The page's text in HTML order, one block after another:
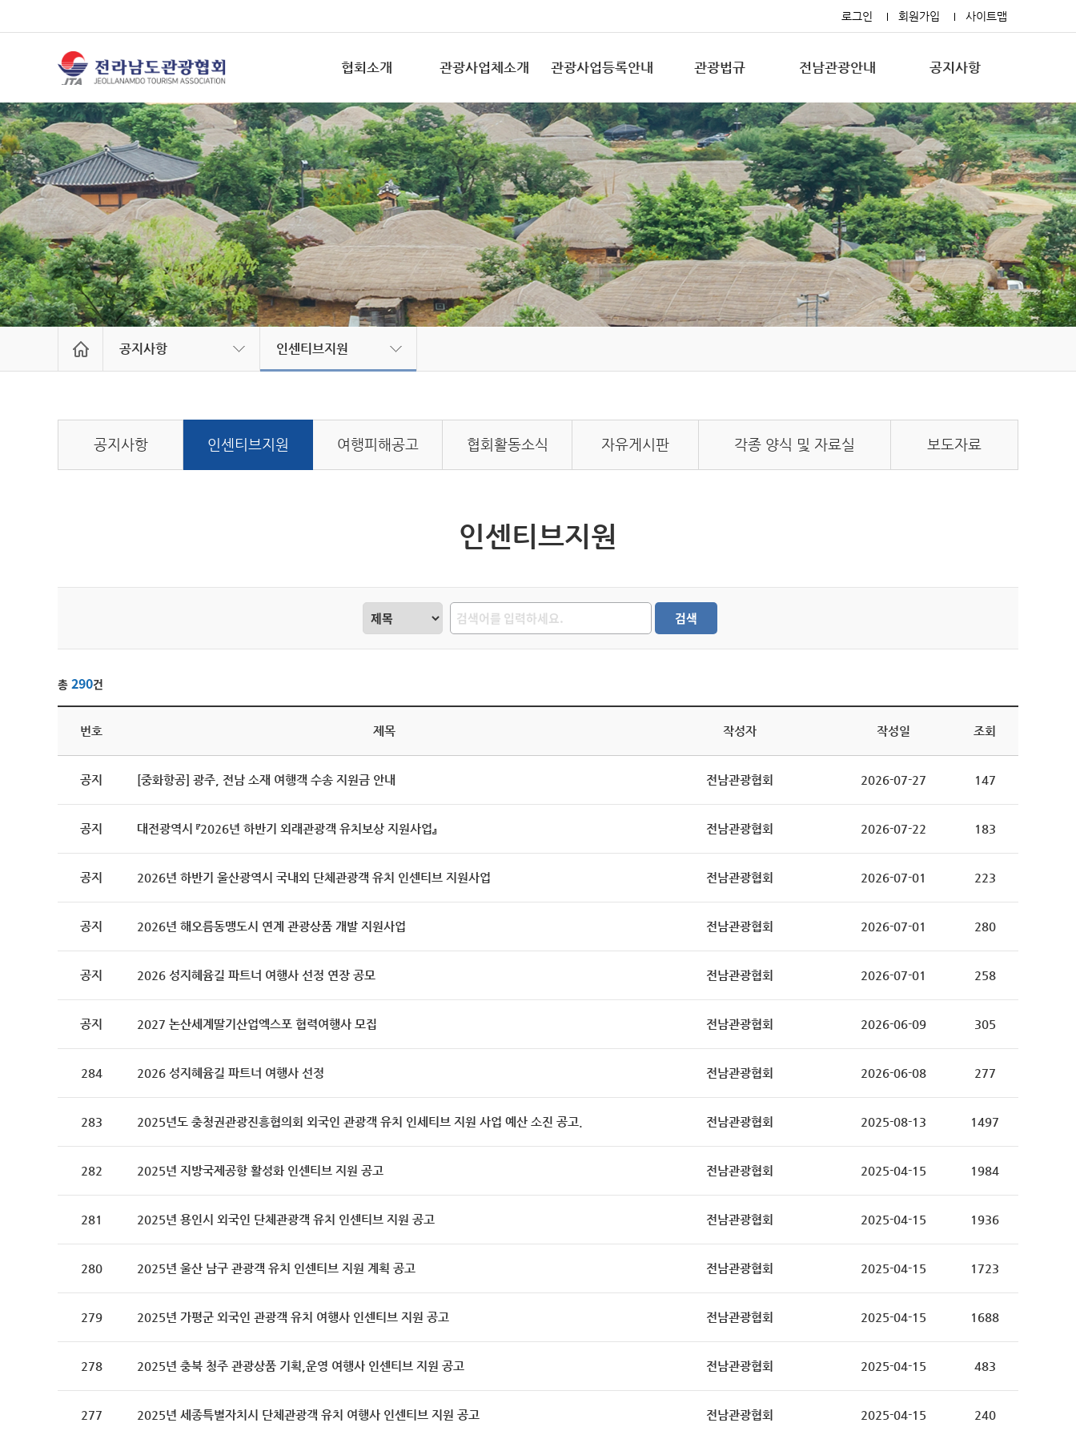
로그인 회원가입 사이트맵
협회소개 관광사업체소개 관광사업등록안내 관광법규 전남관광안내 공지사항
공지사항 인센티브지원
공지사항 인센티브지원 여행피해공고 협회활동소식 자유게시판 각종 양식 및 자료실 보도자료
인센티브지원
총 290건
번호 제목 작성자 작성일 조회
공지 [중화항공] 광주, 전남 소재 여행객 수송 지원금 안내 전남관광협회 2026-07-27 147
공지 대전광역시 『2026년 하반기 외래관광객 유치보상 지원사업』 전남관광협회 2026-07-22 183
공지 2026년 하반기 울산광역시 국내외 단체관광객 유치 인센티브 지원사업 전남관광협회 2026-07-01 223
공지 2026년 해오름동맹도시 연계 관광상품 개발 지원사업 전남관광협회 2026-07-01 280
공지 2026 성지혜윰길 파트너 여행사 선정 연장 공모 전남관광협회 2026-07-01 258
공지 2027 논산세계딸기산업엑스포 협력여행사 모집 전남관광협회 2026-06-09 305
284 2026 성지혜윰길 파트너 여행사 선정 전남관광협회 2026-06-08 277
283 2025년도 충청권관광진흥협의회 외국인 관광객 유치 인세티브 지원 사업 예산 소진 공고. 전남관광협회 2025-08-13 1497
282 2025년 지방국제공항 활성화 인센티브 지원 공고 전남관광협회 2025-04-15 1984
281 2025년 용인시 외국인 단체관광객 유치 인센티브 지원 공고 전남관광협회 2025-04-15 1936
280 2025년 울산 남구 관광객 유치 인센티브 지원 계획 공고 전남관광협회 2025-04-15 1723
279 2025년 가평군 외국인 관광객 유치 여행사 인센티브 지원 공고 전남관광협회 2025-04-15 1688
278 2025년 충북 청주 관광상품 기획,운영 여행사 인센티브 지원 공고 전남관광협회 2025-04-15 483
277 2025년 세종특별자치시 단체관광객 유치 여행사 인센티브 지원 공고 전남관광협회 2025-04-15 240